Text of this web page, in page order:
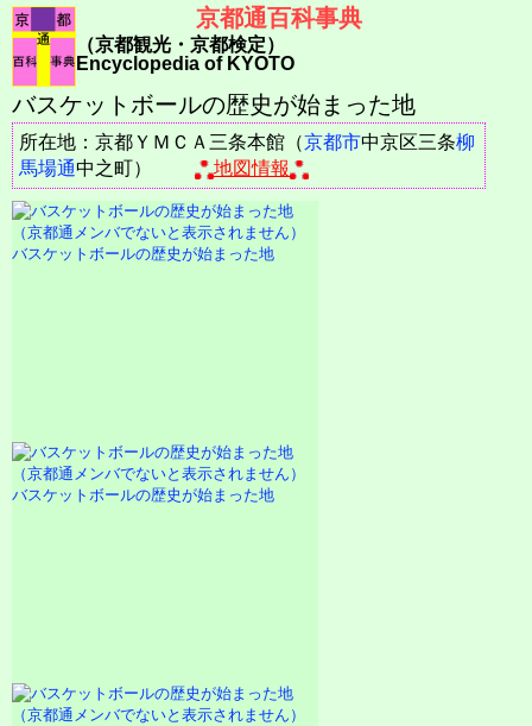
京都通百科事典
（京都観光・京都検定）
Encyclopedia of KYOTO
バスケットボールの歴史が始まった地
所在地：京都ＹＭＣＡ三条本館（京都市中京区三条柳
馬場通中之町） 地図情報
バスケットボールの歴史が始まった地
バスケットボールの歴史が始まった地